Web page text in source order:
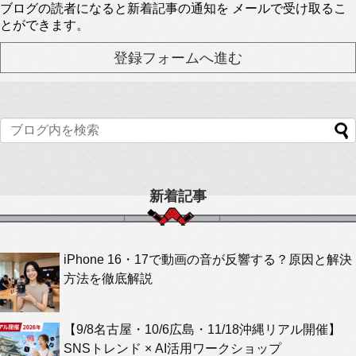
ブログの読者になると新着記事の通知を メールで受け取るこ
とができます。
新着記事
iPhone 16・17で動画の音が反響する？原因と解決
方法を徹底解説
【9/8名古屋・10/6広島・11/18沖縄リアル開催】
SNSトレンド × AI活用ワークショップ